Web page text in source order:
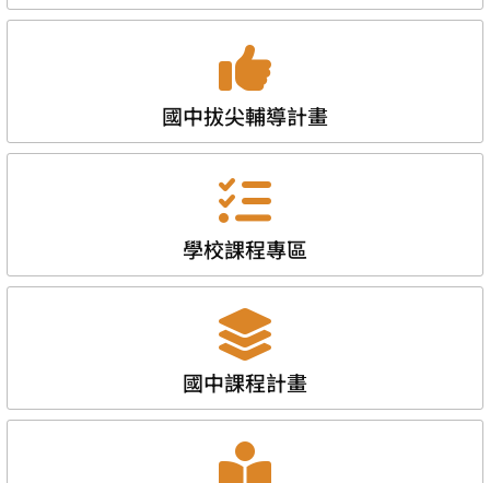
國中拔尖輔導計畫
學校課程專區
國中課程計畫